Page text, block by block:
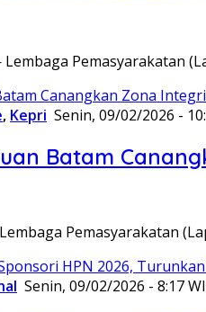
Pemasyarakatan
, Kepri Senin, 09/02/2026 -
Batam
Pemasyarakatan
Senin, 09/02/2026 - 8:17